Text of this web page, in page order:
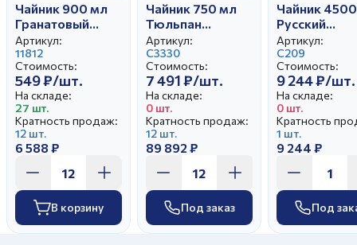
Чайник 900 мл
Гранатовый
Мгновения
весны
Артикул:
11812
Стоимость:
549 ₽/шт.
На складе:
27 шт.
Кратность продаж:
12 шт.
6 588 ₽
В корзину
Чайник 750 мл
Тюльпан
Розовая птица
Артикул:
С3330
Стоимость:
7 491 ₽/шт.
На складе:
0 шт.
Кратность продаж:
12 шт.
89 892 ₽
Под заказ
Чайник
Русский
Свадебный
Артикул:
С209
Стоимость:
9 244 ₽/шт.
На складе:
0 шт.
Кратность
1 шт.
9 244 ₽
Под